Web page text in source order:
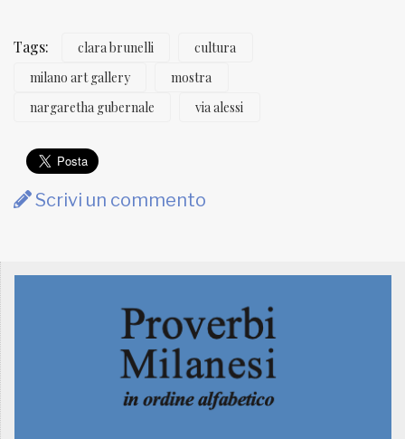
Tags: clara brunelli
cultura
milano art gallery
mostra
nargaretha gubernale
via alessi
Scrivi un commento